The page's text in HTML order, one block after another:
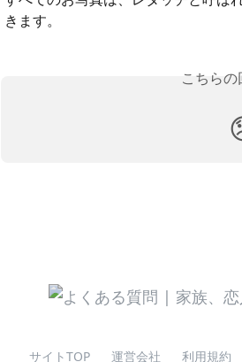
きます。
こちら
サイトTOP 運営会社 利用規約